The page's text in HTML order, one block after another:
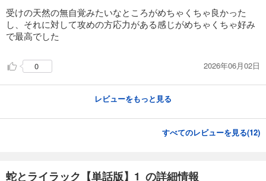
受けの天然の無自覚みたいなところがめちゃくちゃ良かった
し、それに対して攻めの方応力がある感じがめちゃくちゃ好み
で最高でした
0 2026年06月02日
レビューをもっと見る
すべてのレビューを見る(12)
蛇とライラック【単話版】1 の詳細情報